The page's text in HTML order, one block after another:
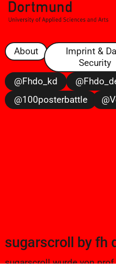
About
Imprint &
Security
@fhdo_kd
@100posterbattle
sugarscroll by fh
sugarscroll wurde von